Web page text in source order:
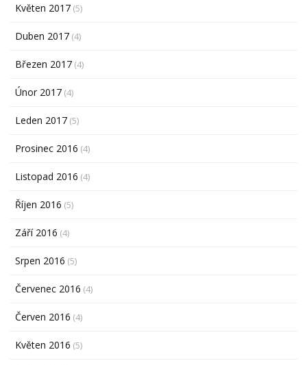
Květen 2017 (5)
Duben 2017 (4)
Březen 2017 (4)
Únor 2017 (4)
Leden 2017 (5)
Prosinec 2016 (4)
Listopad 2016 (4)
Říjen 2016 (5)
Září 2016 (4)
Srpen 2016 (5)
Červenec 2016 (4)
Červen 2016 (4)
Květen 2016 (5)